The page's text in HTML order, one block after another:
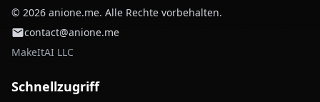
© 2026 anione.me. Alle Rechte vorbehalten.
contact@anione.me
MakeItAI LLC
Schnellzugriff